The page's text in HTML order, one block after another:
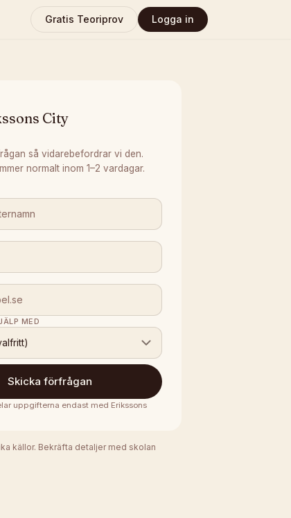
Gratis Teoriprov Logga in
City
så vidarebefordrar vi den.
normalt inom 1–2 vardagar.
MED
Skicka förfrågan
uppgifterna endast med Erikssons
källor. Bekräfta detaljer med skolan